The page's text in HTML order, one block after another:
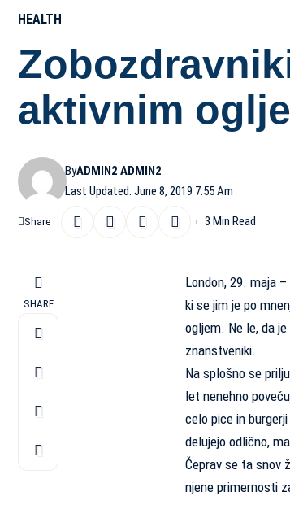
HEALTH
aktivnim
Last Updated: June 8, 2019 7:55 Am
ByADMIN2 ADMIN2
Share 3 Min Read
SHARE
London, 29. maja
ki se jim je po
ogljem. Ne le, da
znanstveniki.
Na splošno se
let nenehno
celo pice in
delujejo odlično,
Čeprav se ta snov
njene primernosti